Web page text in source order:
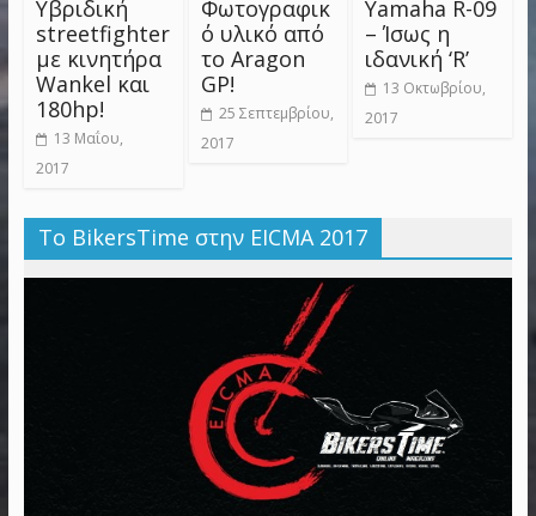
Υβριδική
streetfighter
με κινητήρα
Wankel και
180hp!
13 Μαΐου,
2017
Φωτογραφικ
ό υλικό από
το Aragon
GP!
25 Σεπτεμβρίου,
2017
Yamaha R-09
– Ίσως η
ιδανική ‘R’
13 Οκτωβρίου,
2017
Το BikersTime στην EICMA 2017